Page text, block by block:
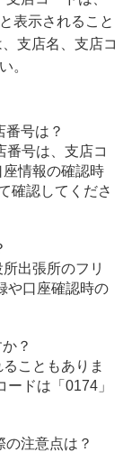
表示されること
支店名、支店コ
。
号は？
番号は、支店コ
情報の確認時
確認してくださ
出張所のフリ
や口座確認時の
？
こともありま
ドは「0174」
注意点は？